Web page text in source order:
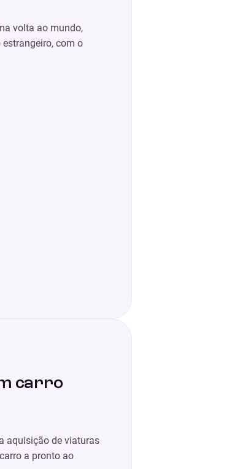
volta ao mundo,
com o
carro
aquisição de viaturas
a pronto ao